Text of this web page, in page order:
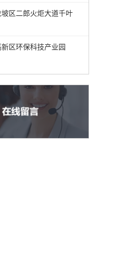
区二郎火炬大道千叶
区环保科技产业园